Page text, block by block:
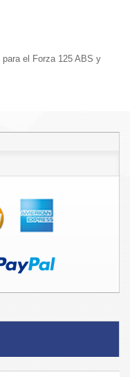
para el Forza 125 ABS y